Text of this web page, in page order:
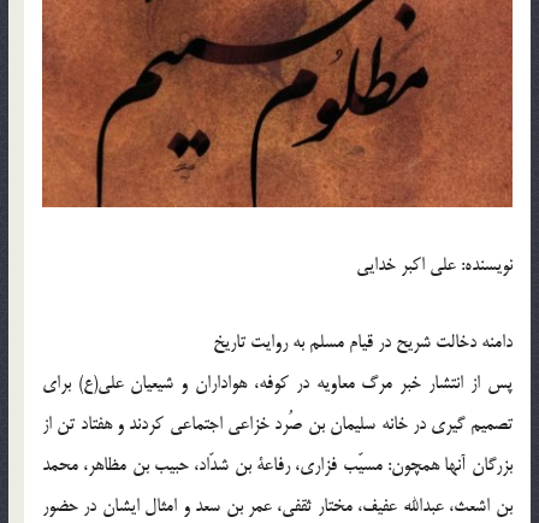
نویسنده: علی اکبر خدایی
دامنه دخالت شریح در قیام مسلم به روایت تاریخ
پس از انتشار خبر مرگ معاویه در کوفه، هواداران و شیعیان علی(ع) برای
تصمیم گیری در خانه سلیمان بن صُرد خزاعی اجتماعی کردند و هفتاد تن از
بزرگان آنها همچون: مسیّب فزاری، رفاعة بن شدّاد، حبیب بن مظاهر، محمد
بن اشعث، عبدالله عفیف، مختار ثقفی، عمر بن سعد و امثال ایشان در حضور